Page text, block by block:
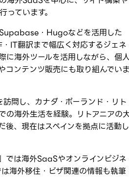
ています。
・Hugoなどを活用した
IT翻訳まで幅広く対応するジェネ
に海外ツールを活用しながら、個
コンテンツ販売にも取り組んでい
問し、カナダ・ポーランド・リト
の海外生活を経験。リトアニアの
後、現在はスペインを拠点に活動し
は海外SaaSやオンラインビジネ
海外移住・ビザ関連の情報も執筆